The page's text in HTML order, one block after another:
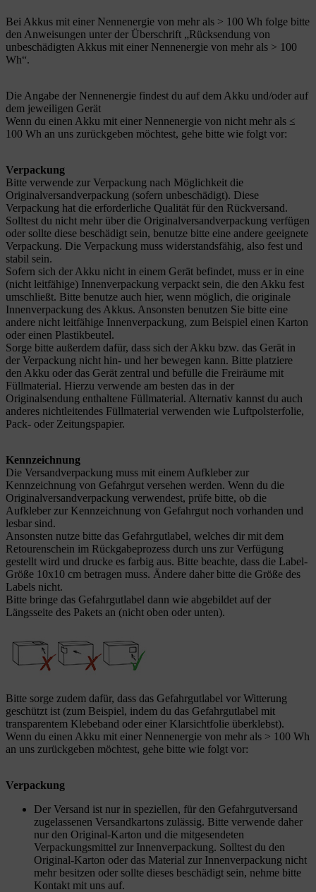
Bei Akkus mit einer Nennenergie von mehr als > 100 Wh folge bitte
den Anweisungen unter der Überschrift „Rücksendung von
unbeschädigten Akkus mit einer Nennenergie von mehr als > 100
Wh“.
Die Angabe der Nennenergie findest du auf dem Akku und/oder auf
dem jeweiligen Gerät
Wenn du einen Akku mit einer Nennenergie von nicht mehr als ≤
100 Wh an uns zurückgeben möchtest, gehe bitte wie folgt vor:
Verpackung
Bitte verwende zur Verpackung nach Möglichkeit die
Originalversandverpackung (sofern unbeschädigt). Diese
Verpackung hat die erforderliche Qualität für den Rückversand.
Solltest du nicht mehr über die Originalversandverpackung verfügen
oder sollte diese beschädigt sein, benutze bitte eine andere geeignete
Verpackung. Die Verpackung muss widerstandsfähig, also fest und
stabil sein.
Sofern sich der Akku nicht in einem Gerät befindet, muss er in eine
(nicht leitfähige) Innenverpackung verpackt sein, die den Akku fest
umschließt. Bitte benutze auch hier, wenn möglich, die originale
Innenverpackung des Akkus. Ansonsten benutzen Sie bitte eine
andere nicht leitfähige Innenverpackung, zum Beispiel einen Karton
oder einen Plastikbeutel.
Sorge bitte außerdem dafür, dass sich der Akku bzw. das Gerät in
der Verpackung nicht hin- und her bewegen kann. Bitte platziere
den Akku oder das Gerät zentral und befülle die Freiräume mit
Füllmaterial. Hierzu verwende am besten das in der
Originalsendung enthaltene Füllmaterial. Alternativ kannst du auch
anderes nichtleitendes Füllmaterial verwenden wie Luftpolsterfolie,
Pack- oder Zeitungspapier.
Kennzeichnung
Die Versandverpackung muss mit einem Aufkleber zur
Kennzeichnung von Gefahrgut versehen werden. Wenn du die
Originalversandverpackung verwendest, prüfe bitte, ob die
Aufkleber zur Kennzeichnung von Gefahrgut noch vorhanden und
lesbar sind.
Ansonsten nutze bitte das Gefahrgutlabel, welches dir mit dem
Retourenschein im Rückgabeprozess durch uns zur Verfügung
gestellt wird und drucke es farbig aus. Bitte beachte, dass die Label-
Größe 10x10 cm betragen muss. Ändere daher bitte die Größe des
Labels nicht.
Bitte bringe das Gefahrgutlabel dann wie abgebildet auf der
Längsseite des Pakets an (nicht oben oder unten).
Bitte sorge zudem dafür, dass das Gefahrgutlabel vor Witterung
geschützt ist (zum Beispiel, indem du das Gefahrgutlabel mit
transparentem Klebeband oder einer Klarsichtfolie überklebst).
Wenn du einen Akku mit einer Nennenergie von mehr als > 100 Wh
an uns zurückgeben möchtest, gehe bitte wie folgt vor:
Verpackung
Der Versand ist nur in speziellen, für den Gefahrgutversand
zugelassenen Versandkartons zulässig. Bitte verwende daher
nur den Original-Karton und die mitgesendeten
Verpackungsmittel zur Innenverpackung. Solltest du den
Original-Karton oder das Material zur Innenverpackung nicht
mehr besitzen oder sollte dieses beschädigt sein, nehme bitte
Kontakt mit uns auf.